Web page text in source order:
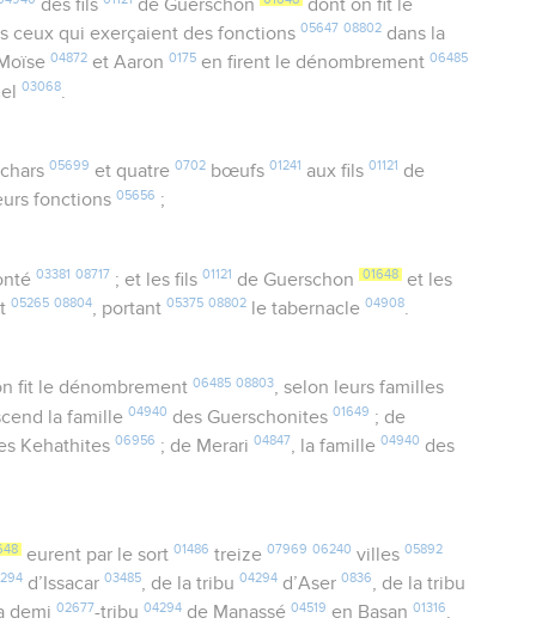
des fils de Guerschon
dont on fit le
ceux qui exerçaient des fonctions05647 08802 dans la
04872 et Aaron0175 en firent le dénombrement06485
03068
chars 05699 et quatre 0702bœufs 01241 aux fils 01121
de
fonctions05656 ;
03381 08717 ; et les fils 01121 de Guerschon 01648 et les
05265 08804, portant05375 08802 le tabernacle04908.
fit le dénombrement 06485 08803, selon leurs familles
la famille04940 des Guerschonites01649 ; de
Kehathites06956 ; de Merari04847, la famille04940 des
eurent par le sort 01486 treize 07969 06240 villes 05892
d’Issacar03485, de la tribu04294 d’Aser0836, de la tribu
demi02677-tribu04294 de Manassé04519 en Basan01316.